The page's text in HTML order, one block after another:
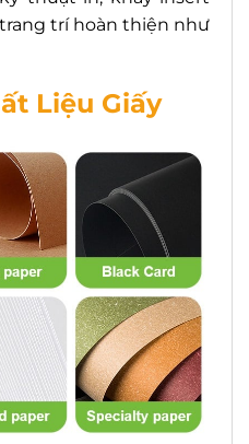
trí hoàn thiện như
Liệu Giấy